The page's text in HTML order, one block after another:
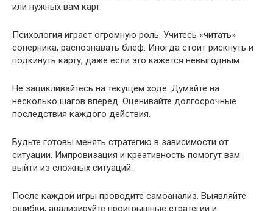
или нужных вам карт.
Психология играет огромную роль. Учитесь «читать»
соперника, распознавать блеф. Иногда стоит рискнуть и
подкинуть карту, даже если это кажется невыгодным.
Не зацикливайтесь на текущем ходе. Думайте на
несколько шагов вперед. Оценивайте долгосрочные
последствия каждого действия.
Будьте готовы менять стратегию в зависимости от
ситуации. Импровизация и креативность помогут вам
выйти из сложных ситуаций.
После каждой игры проводите самоанализ. Выявляйте
ошибки, анализируйте проигрышные стратегии и